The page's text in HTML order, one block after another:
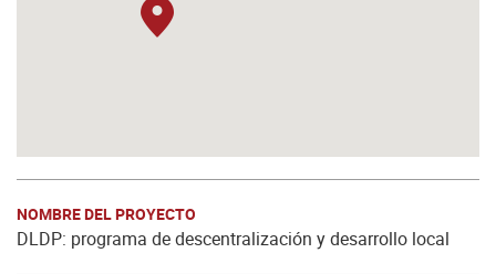
NOMBRE DEL PROYECTO
DLDP: programa de descentralización y desarrollo local